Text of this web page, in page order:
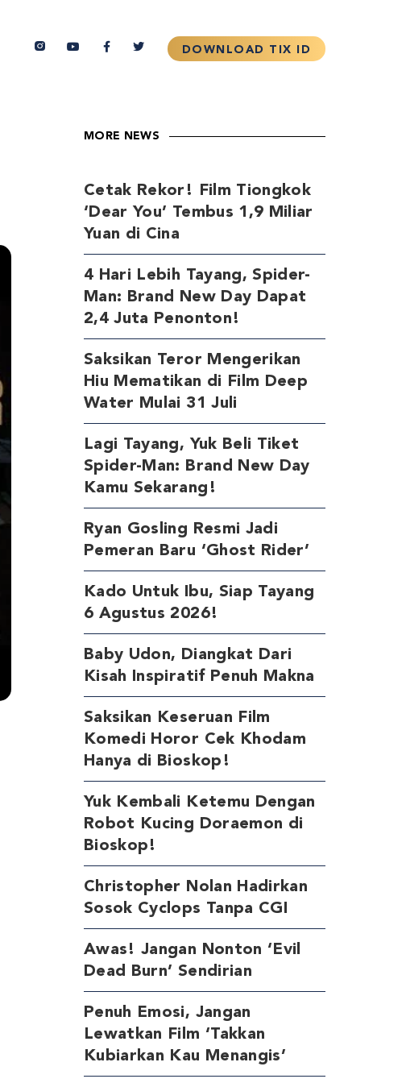
MORE NEWS
Cetak Rekor! Film Tiongkok
‘Dear You’ Tembus 1,9 Miliar
Yuan di Cina
4 Hari Lebih Tayang, Spider-
Man: Brand New Day Dapat
2,4 Juta Penonton!
Saksikan Teror Mengerikan
Hiu Mematikan di Film Deep
Water Mulai 31 Juli
Lagi Tayang, Yuk Beli Tiket
Spider-Man: Brand New Day
Kamu Sekarang!
Ryan Gosling Resmi Jadi
Pemeran Baru ‘Ghost Rider’
Kado Untuk Ibu, Siap Tayang
6 Agustus 2026!
Baby Udon, Diangkat Dari
Kisah Inspiratif Penuh Makna
Saksikan Keseruan Film
Komedi Horor Cek Khodam
Hanya di Bioskop!
Yuk Kembali Ketemu Dengan
Robot Kucing Doraemon di
Bioskop!
Christopher Nolan Hadirkan
Sosok Cyclops Tanpa CGI
Awas! Jangan Nonton ‘Evil
Dead Burn’ Sendirian
Penuh Emosi, Jangan
Lewatkan Film ‘Takkan
Kubiarkan Kau Menangis’